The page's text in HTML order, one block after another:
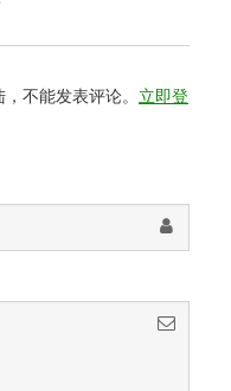
不能发表评论。 立即登